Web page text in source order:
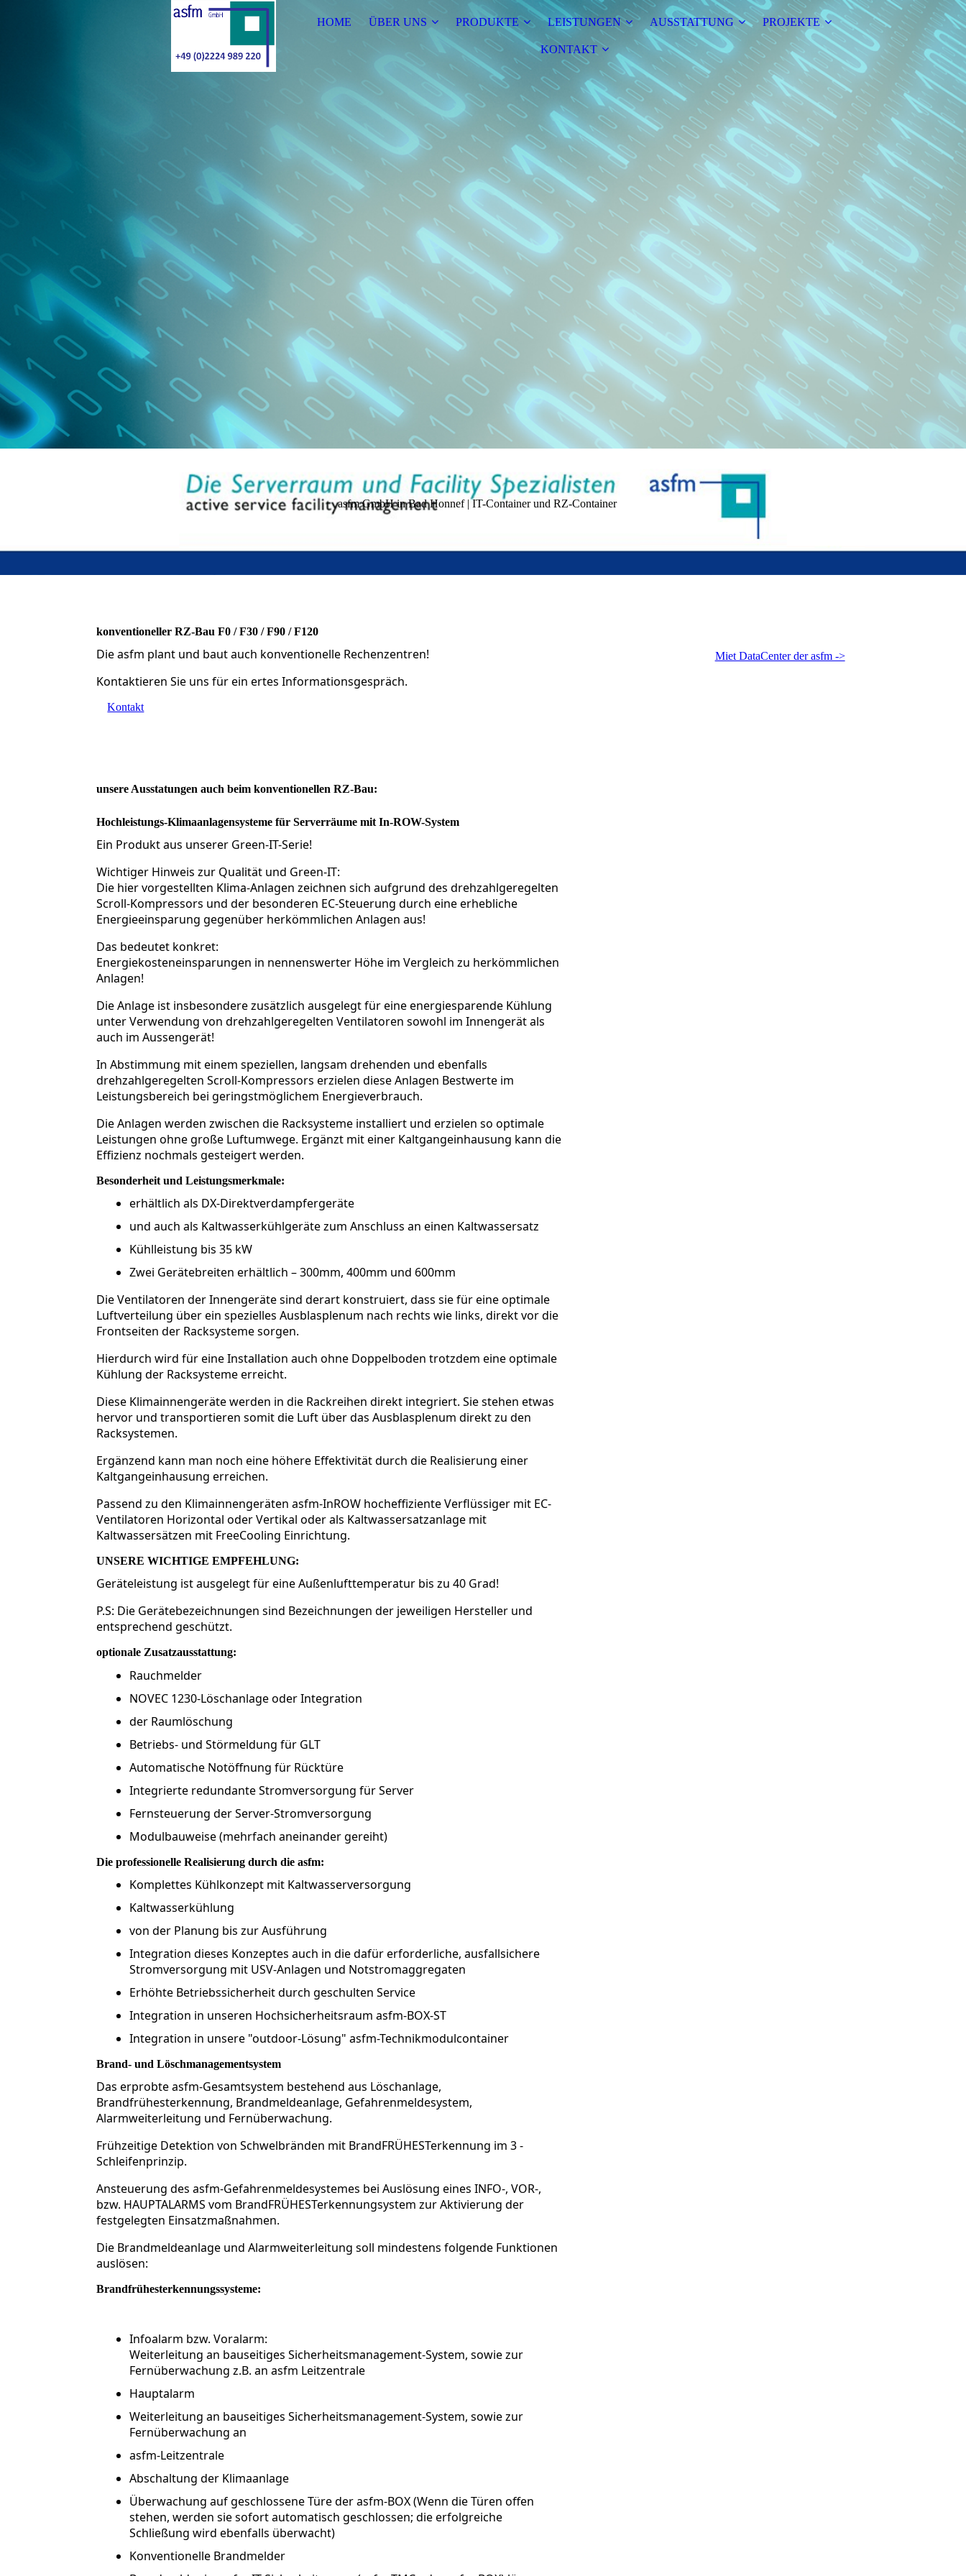
HOME ÜBER UNS PRODUKTE LEISTUNGEN AUSSTATTUNG PROJEKTE
KONTAKT
asfm GmbH in Bad Honnef | IT-Container und RZ-Container
konventioneller RZ-Bau F0 / F30 / F90 / F120
Die asfm plant und baut auch konventionelle Rechenzentren!
Kontaktieren Sie uns für ein ertes Informationsgespräch.
Kontakt
unsere Ausstatungen auch beim konventionellen RZ-Bau:
Hochleistungs-Klimaanlagensysteme für Serverräume mit In-ROW-System
Ein Produkt aus unserer Green-IT-Serie!
Wichtiger Hinweis zur Qualität und Green-IT:
Die hier vorgestellten Klima-Anlagen zeichnen sich aufgrund des drehzahlgeregelten
Scroll-Kompressors und der besonderen EC-Steuerung durch eine erhebliche
Energieeinsparung gegenüber herkömmlichen Anlagen aus!
Das bedeutet konkret:
Energiekosteneinsparungen in nennenswerter Höhe im Vergleich zu herkömmlichen
Anlagen!
Die Anlage ist insbesondere zusätzlich ausgelegt für eine energiesparende Kühlung
unter Verwendung von drehzahlgeregelten Ventilatoren sowohl im Innengerät als
auch im Aussengerät!
In Abstimmung mit einem speziellen, langsam drehenden und ebenfalls
drehzahlgeregelten Scroll-Kompressors erzielen diese Anlagen Bestwerte im
Leistungsbereich bei geringstmöglichem Energieverbrauch.
Die Anlagen werden zwischen die Racksysteme installiert und erzielen so optimale
Leistungen ohne große Luftumwege. Ergänzt mit einer Kaltgangeinhausung kann die
Effizienz nochmals gesteigert werden.
Besonderheit und Leistungsmerkmale:
erhältlich als DX-Direktverdampfergeräte
und auch als Kaltwasserkühlgeräte zum Anschluss an einen Kaltwassersatz
Kühlleistung bis 35 kW
Zwei Gerätebreiten erhältlich – 300mm, 400mm und 600mm
Die Ventilatoren der Innengeräte sind derart konstruiert, dass sie für eine optimale
Luftverteilung über ein spezielles Ausblasplenum nach rechts wie links, direkt vor die
Frontseiten der Racksysteme sorgen.
Hierdurch wird für eine Installation auch ohne Doppelboden trotzdem eine optimale
Kühlung der Racksysteme erreicht.
Diese Klimainnengeräte werden in die Rackreihen direkt integriert. Sie stehen etwas
hervor und transportieren somit die Luft über das Ausblasplenum direkt zu den
Racksystemen.
Ergänzend kann man noch eine höhere Effektivität durch die Realisierung einer
Kaltgangeinhausung erreichen.
Passend zu den Klimainnengeräten asfm-InROW hocheffiziente Verflüssiger mit EC-
Ventilatoren Horizontal oder Vertikal oder als Kaltwassersatzanlage mit
Kaltwassersätzen mit FreeCooling Einrichtung.
UNSERE WICHTIGE EMPFEHLUNG:
Geräteleistung ist ausgelegt für eine Außenlufttemperatur bis zu 40 Grad!
P.S: Die Gerätebezeichnungen sind Bezeichnungen der jeweiligen Hersteller und
entsprechend geschützt.
optionale Zusatzausstattung:
Rauchmelder
NOVEC 1230-Löschanlage oder Integration
der Raumlöschung
Betriebs- und Störmeldung für GLT
Automatische Notöffnung für Rücktüre
Integrierte redundante Stromversorgung für Server
Fernsteuerung der Server-Stromversorgung
Modulbauweise (mehrfach aneinander gereiht)
Die professionelle Realisierung durch die asfm:
Komplettes Kühlkonzept mit Kaltwasserversorgung
Kaltwasserkühlung
von der Planung bis zur Ausführung
Integration dieses Konzeptes auch in die dafür erforderliche, ausfallsichere
Stromversorgung mit USV-Anlagen und Notstromaggregaten
Erhöhte Betriebssicherheit durch geschulten Service
Integration in unseren Hochsicherheitsraum asfm-BOX-ST
Integration in unsere "outdoor-Lösung" asfm-Technikmodulcontainer
Brand- und Löschmanagementsystem
Das erprobte asfm-Gesamtsystem bestehend aus Löschanlage,
Brandfrühesterkennung, Brandmeldeanlage, Gefahrenmeldesystem,
Alarmweiterleitung und Fernüberwachung.
Frühzeitige Detektion von Schwelbränden mit BrandFRÜHESTerkennung im 3 -
Schleifenprinzip.
Ansteuerung des asfm-Gefahrenmeldesystemes bei Auslösung eines INFO-, VOR-,
bzw. HAUPTALARMS vom BrandFRÜHESTerkennungsystem zur Aktivierung der
festgelegten Einsatzmaßnahmen.
Die Brandmeldeanlage und Alarmweiterleitung soll mindestens folgende Funktionen
auslösen:
Brandfrühesterkennungssysteme:
Infoalarm bzw. Voralarm:
Weiterleitung an bauseitiges Sicherheitsmanagement-System, sowie zur
Fernüberwachung z.B. an asfm Leitzentrale
Hauptalarm
Weiterleitung an bauseitiges Sicherheitsmanagement-System, sowie zur
Fernüberwachung an
asfm-Leitzentrale
Abschaltung der Klimaanlage
Überwachung auf geschlossene Türe der asfm-BOX (Wenn die Türen offen
stehen, werden sie sofort automatisch geschlossen; die erfolgreiche
Schließung wird ebenfalls überwacht)
Konventionelle Brandmelder
Miet DataCenter der asfm ->